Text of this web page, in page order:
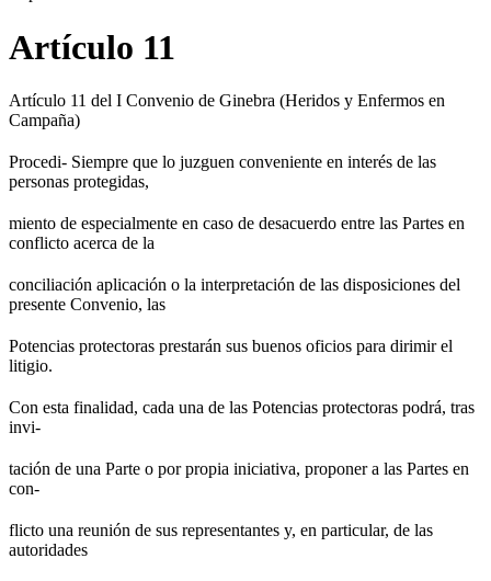
Artículo 11
Artículo 11 del I Convenio de Ginebra (Heridos y Enfermos en
Campaña)
Procedi- Siempre que lo juzguen conveniente en interés de las
personas protegidas,
miento de especialmente en caso de desacuerdo entre las Partes en
conflicto acerca de la
conciliación aplicación o la interpretación de las disposiciones del
presente Convenio, las
Potencias protectoras prestarán sus buenos oficios para dirimir el
litigio.
Con esta finalidad, cada una de las Potencias protectoras podrá, tras
invi-
tación de una Parte o por propia iniciativa, proponer a las Partes en
con-
flicto una reunión de sus representantes y, en particular, de las
autoridades